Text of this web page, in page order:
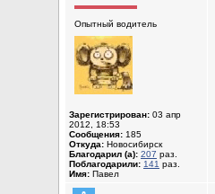
Опытный водитель
Зарегистрирован: 03 апр
2012, 18:53
Сообщения: 185
Откуда: Новосибирск
Благодарил (а): 207 раз.
Поблагодарили: 141 раз.
Имя: Павел